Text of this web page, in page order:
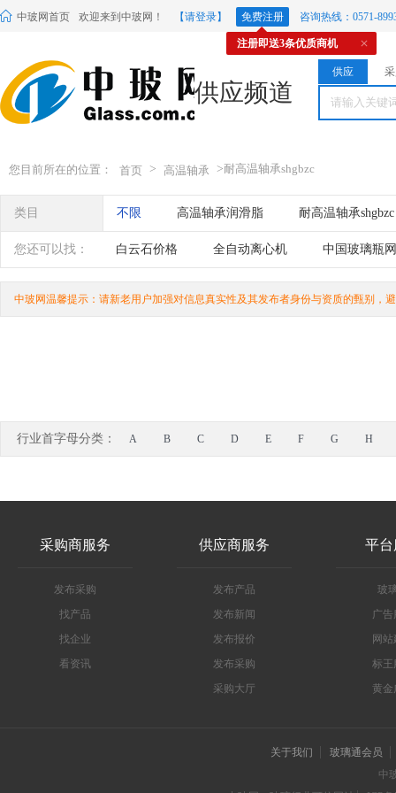
中玻网首页 欢迎来到中玻网！ 【请登录】 免费注册 咨询热线：0571-
注册即送3条优质商机
供应频道
供应
您目前所在的位置： 首页 > 高温轴承 >耐高温轴承shgbzc
类目 不限 高温轴承润滑脂 耐高温轴承shgbzc
您还可以找： 白云石价格 全自动离心机 中国玻璃瓶网
拉长石 苏州淋浴房
中玻网温馨提示：请新老用户加强对信息真实性及其发布者身份与资质的甄别，
行业首字母分类： A B C D E F G H
采购商服务
发布采购
找产品
找企业
看资讯
供应商服务
发布产品
发布新闻
发布报价
发布采购
采购大厅
平
玻
广告
网
标王
黄金
关于我们
玻璃通会员
中